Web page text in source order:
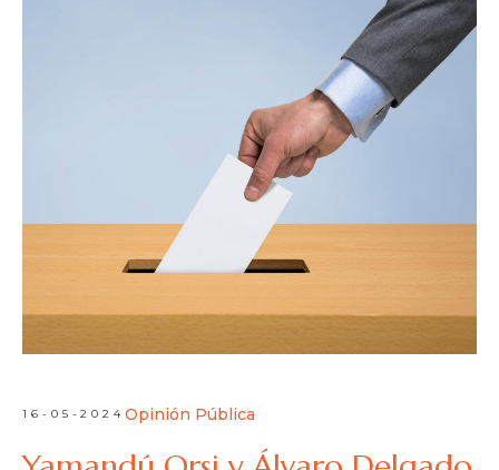
16-05-2024Opinión Pública